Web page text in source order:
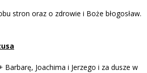
stron oraz o zdrowie i Boże błogosław.
Joachima i Jerzego i za dusze w